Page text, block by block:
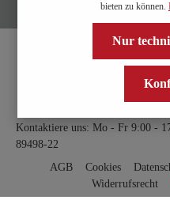
Kontaktiere uns: Mo - Fr 9:00 -
89498-22
AGB
Cookies
Widerrufsrecht
bieten zu können.
Nur